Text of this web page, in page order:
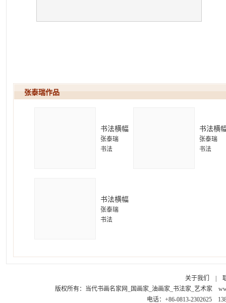
张泰瑞作
书法横幅
张泰瑞
书法
书法横
张泰瑞
书法
书法横幅
张泰瑞
书法
关于我们
版权所有： 当代书画名家网_国画家_油画家_书法家_艺术家
电话：+86-0813-2302625